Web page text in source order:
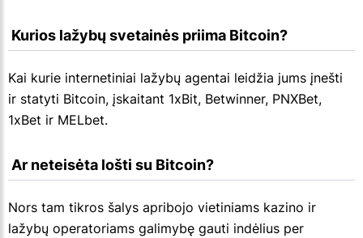
Kurios lažybų svetainės priima Bitcoin?
Kai kurie internetiniai lažybų agentai leidžia jums įnešti
ir statyti Bitcoin, įskaitant 1xBit, Betwinner, PNXBet,
1xBet ir MELbet.
Ar neteisėta lošti su Bitcoin?
Nors tam tikros šalys apribojo vietiniams kazino ir
lažybų operatoriams galimybę gauti indėlius per